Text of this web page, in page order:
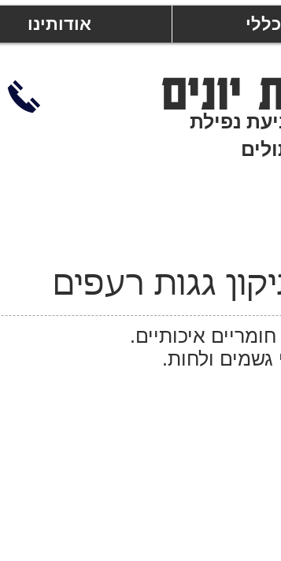
אודותינו
יונים
נפילת
גגות רעפים
איכותיים.
גשמים ולחות.